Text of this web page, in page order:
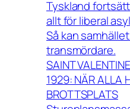
Tyskland
allt för liberal
Så kan
transmördare.
SAINT
1929: NÄR ALLA
BROTTSPLATS